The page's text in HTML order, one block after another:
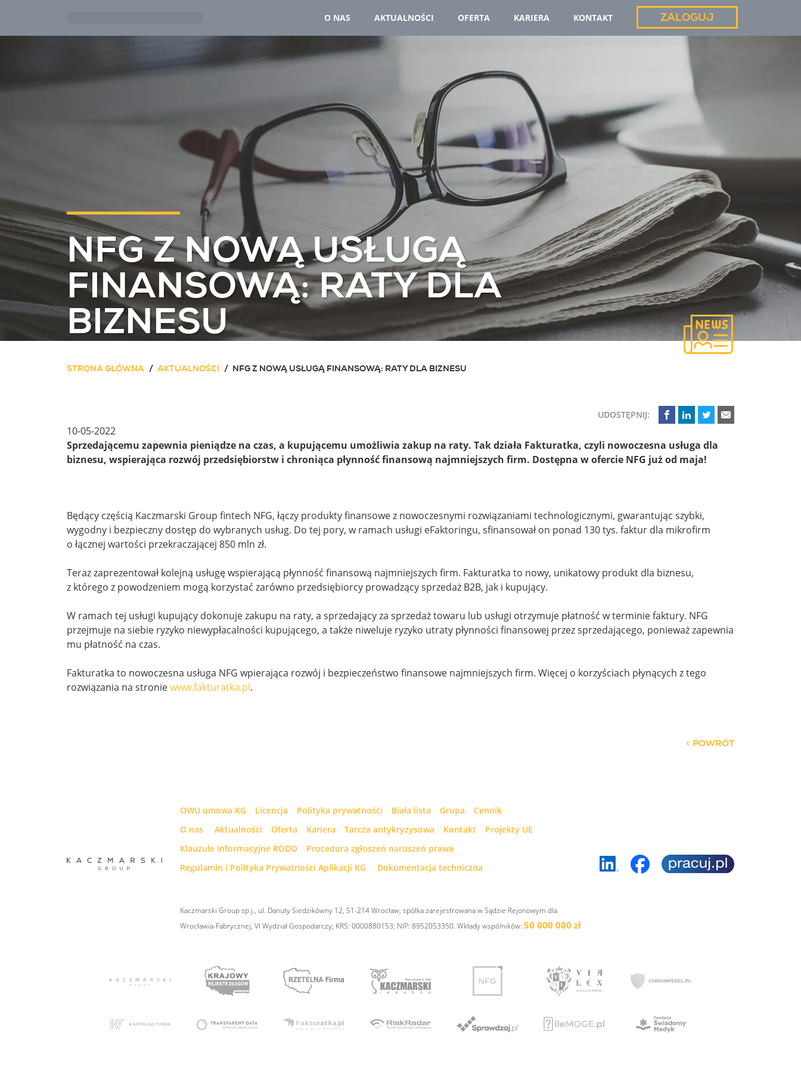
O NAS AKTUALNOŚCI OFERTA KARIERA KONTAKT ZALOGUJ
NFG Z NOWĄ USŁUGĄ
FINANSOWĄ: RATY DLA
BIZNESU
STRONA GŁÓWNA AKTUALNOŚCI NFG Z NOWĄ USŁUGĄ FINANSOWĄ: RATY DLA BIZNESU
UDOSTĘPNIJ:
10-05-2022
Sprzedającemu zapewnia pieniądze na czas, a kupującemu umożliwia zakup na raty. Tak działa Fakturatka, czyli nowoczesna usługa dla
biznesu, wspierająca rozwój przedsiębiorstw i chroniąca płynność finansową najmniejszych firm. Dostępna w ofercie NFG już od maja!
Będący częścią Kaczmarski Group fintech NFG, łączy produkty finansowe z nowoczesnymi rozwiązaniami technologicznymi, gwarantując szybki,
wygodny i bezpieczny dostęp do wybranych usług. Do tej pory, w ramach usługi eFaktoringu, sfinansował on ponad 130 tys. faktur dla mikrofirm
o łącznej wartości przekraczającej 850 mln zł.
Teraz zaprezentował kolejną usługę wspierającą płynność finansową najmniejszych firm. Fakturatka to nowy, unikatowy produkt dla biznesu,
z którego z powodzeniem mogą korzystać zarówno przedsiębiorcy prowadzący sprzedaż B2B, jak i kupujący.
W ramach tej usługi kupujący dokonuje zakupu na raty, a sprzedający za sprzedaż towaru lub usługi otrzymuje płatność w terminie faktury. NFG
przejmuje na siebie ryzyko niewypłacalności kupującego, a także niweluje ryzyko utraty płynności finansowej przez sprzedającego, ponieważ zapewnia
mu płatność na czas.
Fakturatka to nowoczesna usługa NFG wpierająca rozwój i bezpieczeństwo finansowe najmniejszych firm. Więcej o korzyściach płynących z tego
rozwiązania na stroniewww.fakturatka.pl.
POWRÓT
OWU umowa KG Licencja Polityka prywatności Biała lista Grupa
Cennik
O nas
Aktualności Oferta Kariera Tarcza antykryzysowa Kontakt
Projekty UE
Klauzule informacyjne RODO
Procedura zgłoszeń naruszeń prawa
Regulamin i Polityka Prywatności Aplikacji KG
Dokumentacja techniczna
Kaczmarski Group sp.j., ul. Danuty Siedzikówny 12, 51-214 Wrocław, spółka zarejestrowana w Sądzie Rejonowym dla
Wrocławia-Fabrycznej, VI Wydział Gospodarczy; KRS: 0000880153; NIP: 8952053350. Wkłady wspólników: 50 000 000 zł